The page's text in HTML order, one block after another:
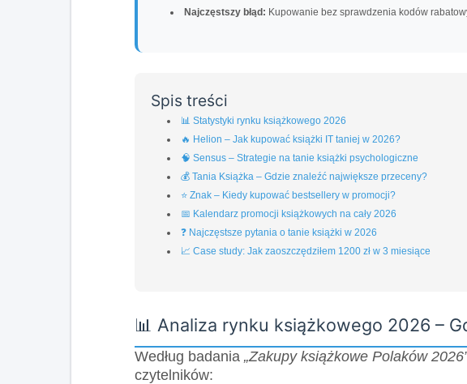
Najczęstszy błąd: Kupowanie bez sprawdzenia kodów
Spis treści
📊 Statystyki rynku książkowego 2026
🔥 Helion – Jak kupować książki IT taniej w 2026?
🧠 Sensus – Strategie na tanie książki psychologiczne
💰 Tania Książka – Gdzie znaleźć największe przeceny?
⭐ Znak – Kiedy kupować bestsellery w promocji?
📅 Kalendarz promocji książkowych na cały 2026
❓ Najczęstsze pytania o tanie książki w 2026
📈 Case study: Jak zaoszczędziłem 1200 zł w 3 miesiące
📊 Analiza rynku książkowego 2026 –
Według badania „Zakupy książkowe Polaków
czytelników: